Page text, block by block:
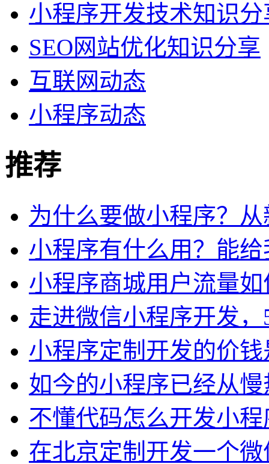
小程序开发技术知识分
SEO网站优化知识分享
互联网动态
小程序动态
推荐
为什么要做小程序？
小程序有什么用？能
小程序商城用户流量
走进微信小程序开发
小程序定制开发的价
如今的小程序已经从
不懂代码怎么开发小
在北京定制开发一个